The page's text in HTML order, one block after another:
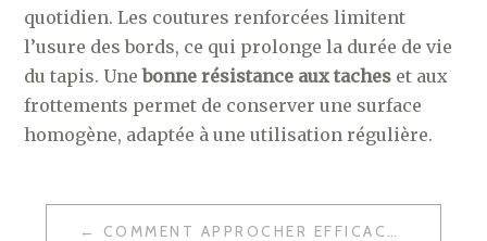
quotidien. Les coutures renforcées limitent
l’usure des bords, ce qui prolonge la durée de vie
du tapis. Unebonne résistance aux taches et aux
frottements permet de conserver une surface
homogène, adaptée à une utilisation régulière.
NAVIGATION
COMMENT APPROCHER EFFICACEMENT UNE AGENCE IMMOBILIÈRE ?